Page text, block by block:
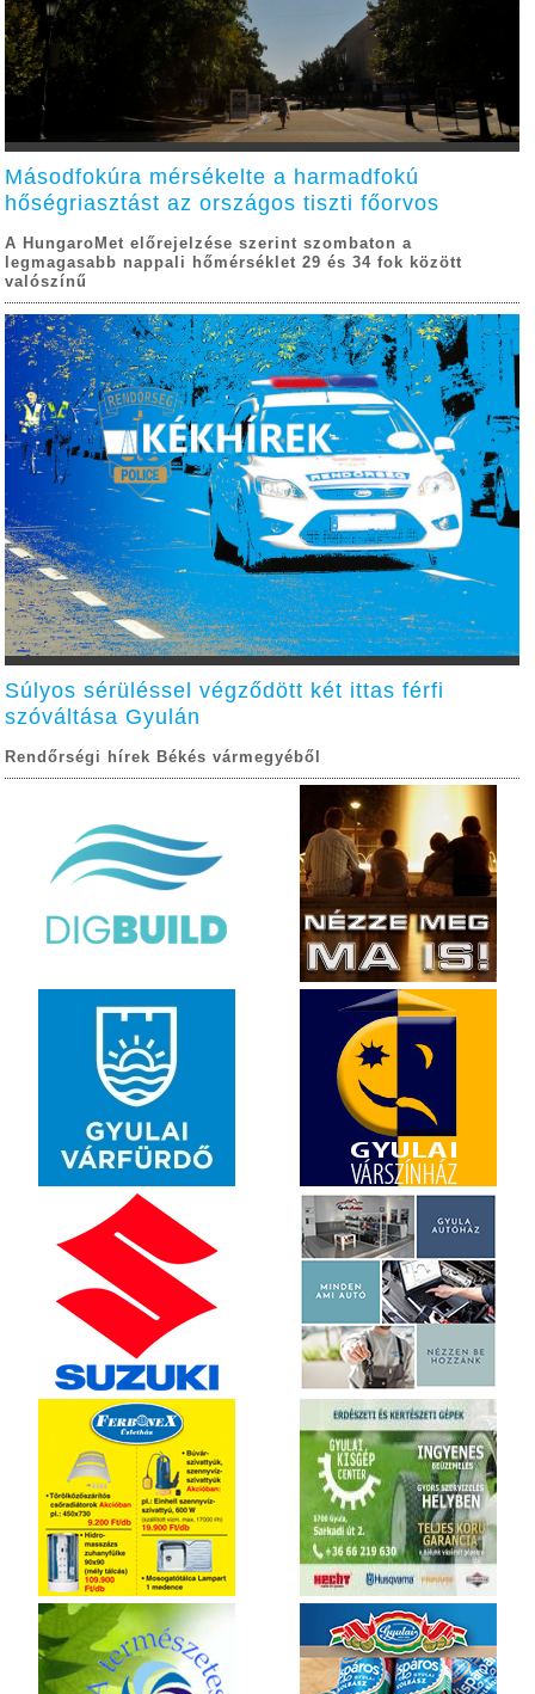
Másodfokúra mérsékelte a harmadfokú
hőségriasztást az országos tiszti főorvos
A HungaroMet előrejelzése szerint szombaton a
legmagasabb nappali hőmérséklet 29 és 34 fok között
valószínű
Súlyos sérüléssel végződött két ittas férfi
szóváltása Gyulán
Rendőrségi hírek Békés vármegyéből